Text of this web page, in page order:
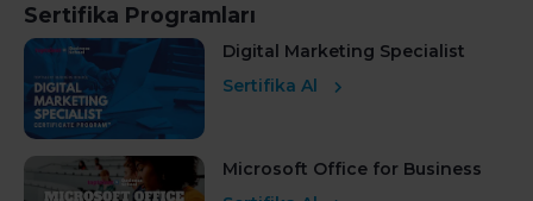
Sertifika Programları
Digital Marketing Specialist
Sertifika Al
Microsoft Office for Business